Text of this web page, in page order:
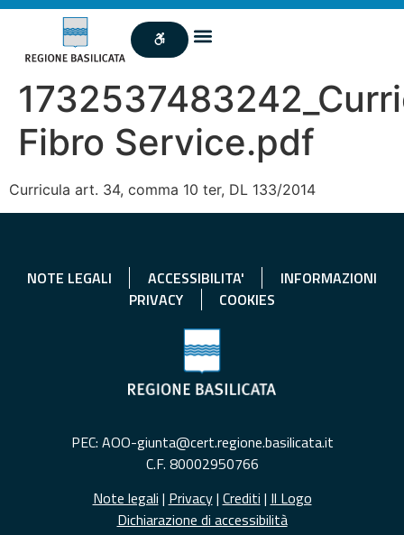
Fibro Service.pdf
Curricula art. 34, comma 10 ter, DL 133/2014
NOTE LEGALI ACCESSIBILITA'
INFORMAZIONI
PRIVACY
COOKIES
PEC: AOO-giunta@cert.regione.basilicata.it
C.F. 80002950766
Note legali | Privacy| Crediti | Il Logo
Dichiarazione di accessibilità